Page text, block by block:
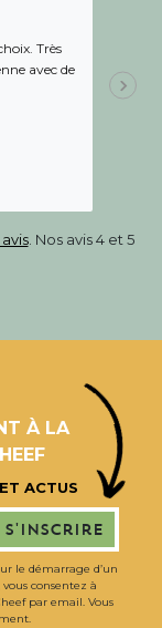
Très
avec de
de l
aidé
. Nos avis 4 et 5
À LA
ACTUS
S'inscrire
le démarrage d’un
consentez à
par email. Vous